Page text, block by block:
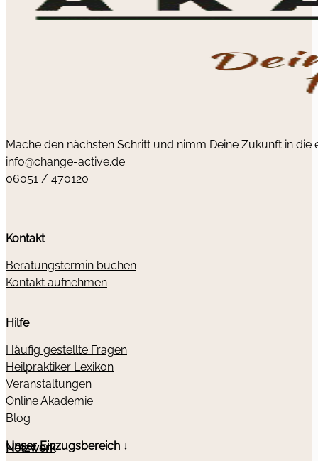
Mache den nächsten Schritt und nimm Deine Zukunft in die
info@change-active.de
06051 / 470120
Kontakt
Beratungstermin buchen
Kontakt aufnehmen
Hilfe
Häufig gestellte Fragen
Heilpraktiker Lexikon
Veranstaltungen
Online Akademie
Blog
Netzwerk
Unser Einzugsbereich ↓